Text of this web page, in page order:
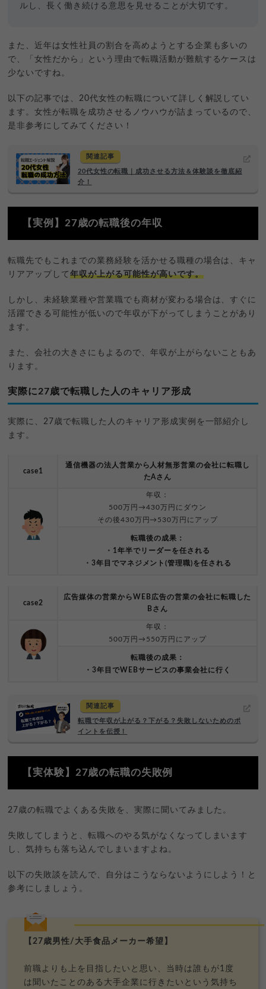
ルし、長く働き続ける意思を見せることが大切です。
また、近年は女性社員の割合を高めようとする企業も多いの
で、「女性だから」という理由で転職活動が難航するケースは
少ないですね。
以下の記事では、20代女性の転職について詳しく解説してい
ます。女性が転職を成功させるノウハウが詰まっているので、
是非参考にしてみてください！
関連記事
20代女性の転職｜成功させる方法＆体験談を徹底紹
介！
【実例】27歳の転職後の年収
転職先でもこれまでの業務経験を活かせる職種の場合は、キャ
リアアップして年収が上がる可能性が高いです。
しかし、未経験業種や営業職でも商材が変わる場合は、すぐに
活躍できる可能性が低いので年収が下がってしまうことがあり
ます。
また、会社の大きさにもよるので、年収が上がらないこともあ
ります。
実際に27歳で転職した人のキャリア形成
実際に、27歳で転職した人のキャリア形成実例を一部紹介し
ます。
case1
通信機器の法人営業から人材無形営業の会社に転職し
たAさん
年収：
500万円→430万円にダウン
その後430万円→530万円にアップ
転職後の成果：
・1年半でリーダーを任される
・3年目でマネジメント(管理職)を任される
case2
広告媒体の営業からWEB広告の営業の会社に転職した
Bさん
年収：
500万円→550万円にアップ
転職後の成果：
・3年目でWEBサービスの事業会社に行く
関連記事
転職で年収が上がる？下がる？失敗しないためのポ
イントを伝授！
【実体験】27歳の転職の失敗例
27歳の転職でよくある失敗を、実際に聞いてみました。
失敗してしまうと、転職へのやる気がなくなってしまいます
し、気持ちも落ち込んでしまいますよね。
以下の失敗談を読んで、自分はこうならないようにしよう！と
参考にしましょう。
【27歳男性/大手食品メーカー希望】
前職よりも上を目指したいと思い、当時は誰もが1度
は聞いたことのある大手企業に行きたいという気持ち